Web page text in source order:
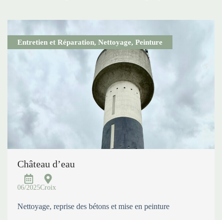
Entretien et Réparation, Nettoyage, Peinture
Château d’eau
06/2025Croix
Nettoyage, reprise des bétons et mise en peinture